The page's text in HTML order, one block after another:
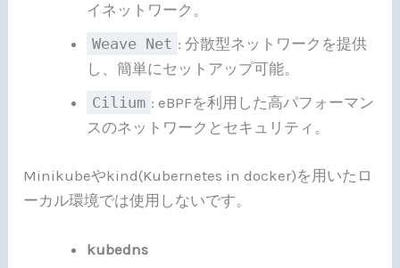
イネットワーク。
Weave Net : 分散型ネットワークを提供
し、簡単にセットアップ可能。
Cilium : eBPFを利用した高パフォーマン
スのネットワークとセキュリティ。
Minikubeやkind(Kubernetes in docker)を用いたロ
ーカル環境では使用しないです。
kubedns